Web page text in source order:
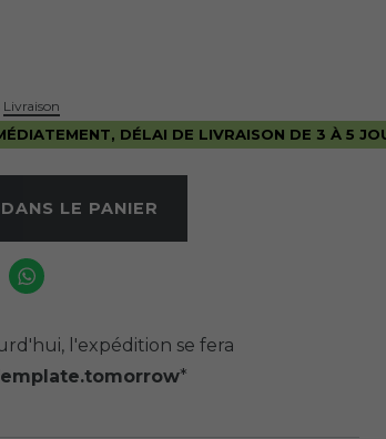
Livraison
DÉLAI DE LIVRAISON DE 3 À 5
DANS LE PANIER
l'expédition se fera
*